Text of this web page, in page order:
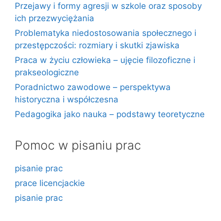
Przejawy i formy agresji w szkole oraz sposoby
ich przezwyciężania
Problematyka niedostosowania społecznego i
przestępczości: rozmiary i skutki zjawiska
Praca w życiu człowieka – ujęcie filozoficzne i
prakseologiczne
Poradnictwo zawodowe – perspektywa
historyczna i współczesna
Pedagogika jako nauka – podstawy teoretyczne
Pomoc w pisaniu prac
pisanie prac
prace licencjackie
pisanie prac